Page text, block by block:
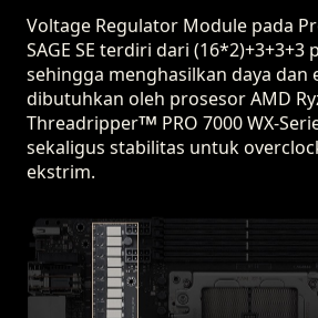
Voltage Regulator Module pada
SAGE SE terdiri dari (16*2)+3+3+3
sehingga menghasilkan daya dan
dibutuhkan oleh prosesor AMD
Threadripper™ PRO 7000 WX-
sekaligus stabilitas untuk
ekstrim.